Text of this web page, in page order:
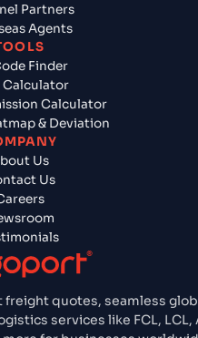
quotes, seamless
services like FCL, LCL,
Partners
Agents
Finder
Calculator
Calculator
& Deviation
Us
Us